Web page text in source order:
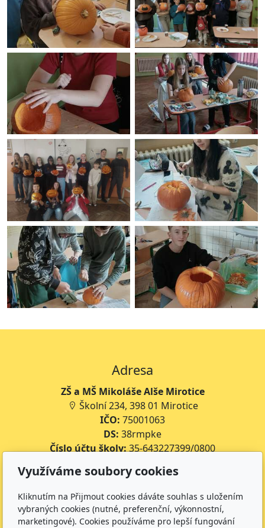
Adresa
ZŠ a MŠ Mikoláše Alše Mirotice
Školní 234, 398 01 Mirotice
IČO: 75001063
DS: 38rmpke
Číslo účtu školy:35-643227399/0800
Kontakt
+420 734 316 620 - Ředitel školy
Využíváme soubory cookies
Kliknutím na Přijmout cookies dáváte souhlas s uložením
vybraných cookies (nutné, preferenční, výkonnostní,
marketingové). Cookies používáme pro lepší fungování